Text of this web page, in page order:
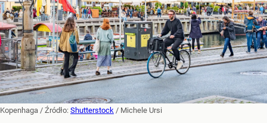
Kopenhaga / Źródło: Shutterstock / Michele Ursi